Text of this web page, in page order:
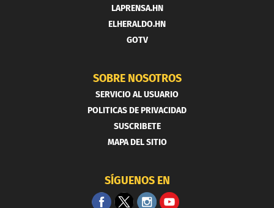
LAPRENSA.HN
ELHERALDO.HN
GOTV
SOBRE NOSOTROS
SERVICIO AL USUARIO
POLITICAS DE PRIVACIDAD
SUSCRIBETE
MAPA DEL SITIO
SÍGUENOS EN